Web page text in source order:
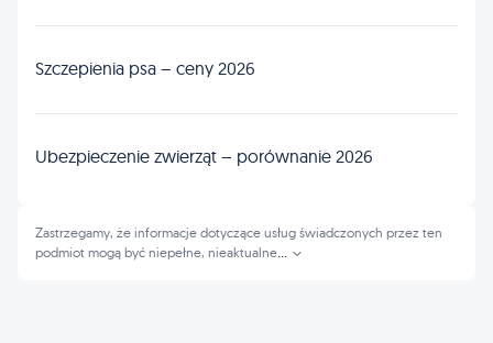
Szczepienia psa – ceny 2026
Ubezpieczenie zwierząt – porównanie 2026
Zastrzegamy, że informacje dotyczące usług świadczonych przez ten
podmiot mogą być niepełne, nieaktualne